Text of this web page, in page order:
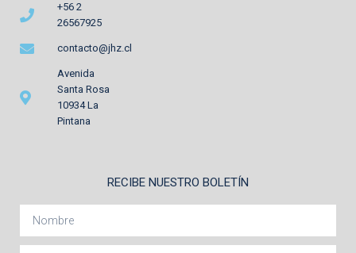
+56 2
26567925
contacto@jhz.cl
Avenida
Santa Rosa
10934 La
Pintana
RECIBE NUESTRO BOLETÍN